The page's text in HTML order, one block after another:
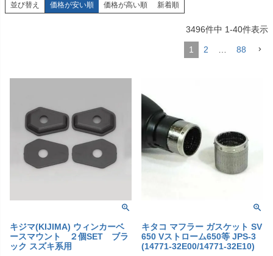
並び替え 価格が安い順 価格が高い順 新着順
3496件中 1-40件表示
1 2 88
キジマ(KIJIMA) ウィンカーベ
ースマウント ２個SET ブラ
ック スズキ系用
キタコ マフラー ガスケット SV
650 Vストローム650等 JPS-3
(14771-32E00/14771-32E10)